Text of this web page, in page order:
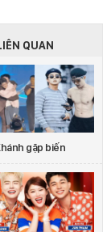
QUAN
gặp biến